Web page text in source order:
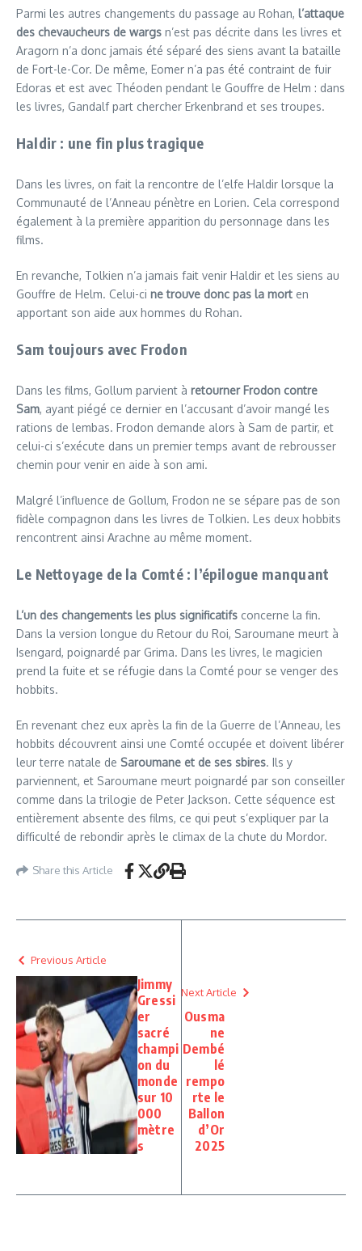
Parmi les autres changements du passage au Rohan, l’attaque
des chevaucheurs de wargs n’est pas décrite dans les livres et
Aragorn n’a donc jamais été séparé des siens avant la bataille
de Fort-le-Cor. De même, Eomer n’a pas été contraint de fuir
Edoras et est avec Théoden pendant le Gouffre de Helm : dans
les livres, Gandalf part chercher Erkenbrand et ses troupes.
Haldir : une fin plus tragique
Dans les livres, on fait la rencontre de l’elfe Haldir lorsque la
Communauté de l’Anneau pénètre en Lorien. Cela correspond
également à la première apparition du personnage dans les
films.
En revanche, Tolkien n’a jamais fait venir Haldir et les siens au
Gouffre de Helm. Celui-ci ne trouve donc pas la mort en
apportant son aide aux hommes du Rohan.
Sam toujours avec Frodon
Dans les films, Gollum parvient à retourner Frodon contre
Sam, ayant piégé ce dernier en l’accusant d’avoir mangé les
rations de lembas. Frodon demande alors à Sam de partir, et
celui-ci s’exécute dans un premier temps avant de rebrousser
chemin pour venir en aide à son ami.
Malgré l’influence de Gollum, Frodon ne se sépare pas de son
fidèle compagnon dans les livres de Tolkien. Les deux hobbits
rencontrent ainsi Arachne au même moment.
Le Nettoyage de la Comté : l’épilogue manquant
L’un des changements les plus significatifs concerne la fin.
Dans la version longue du Retour du Roi, Saroumane meurt à
Isengard, poignardé par Grima. Dans les livres, le magicien
prend la fuite et se réfugie dans la Comté pour se venger des
hobbits.
En revenant chez eux après la fin de la Guerre de l’Anneau, les
hobbits découvrent ainsi une Comté occupée et doivent libérer
leur terre natale de Saroumane et de ses sbires. Ils y
parviennent, et Saroumane meurt poignardé par son conseiller
comme dans la trilogie de Peter Jackson. Cette séquence est
entièrement absente des films, ce qui peut s’expliquer par la
difficulté de rebondir après le climax de la chute du Mordor.
Share this Article
Previous Article
Jimmy
Gressi
er
sacré
champi
on du
monde
sur 10
000
mètre
s
Next Article
Ousma
ne
Dembé
lé
rempo
rte le
Ballon
d’Or
2025